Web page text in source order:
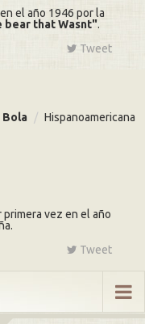
el año 1946 por la
bear that Wasnt .
Tweet
Hispanoamericana
vez en el año
Tweet